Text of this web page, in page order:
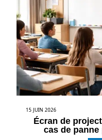
15 JUIN 2026
Écran de
cas de